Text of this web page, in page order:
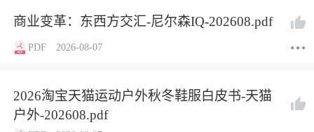
商业变革：东西方交汇-尼尔森IQ-202608.pdf
PDF 2026-08-07
2026淘宝天猫运动户外秋冬鞋服白皮书-天猫
户外-202608.pdf